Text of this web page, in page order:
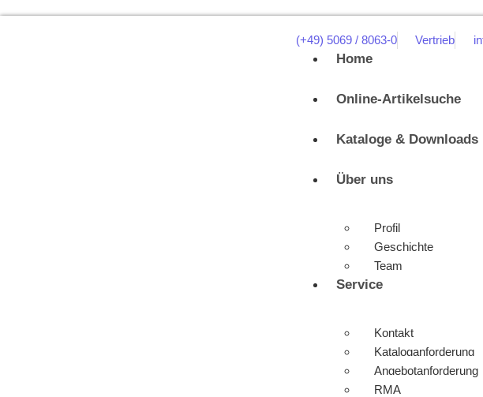
(+49) 5069 / 8063-0 Vertrieb
Home
Online-Artikelsuche
Kataloge & Downloads
Über uns
Profil
Geschichte
Team
Service
Kontakt
Kataloganforderung
Angebotanforderung
RMA